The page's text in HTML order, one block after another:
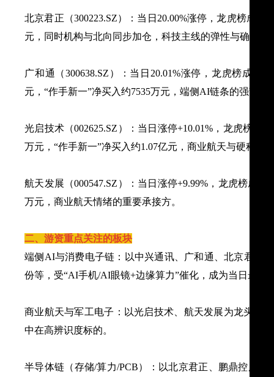
北京君正（300223.SZ）：当日20.00%涨停，龙虎榜成交
元，同时机构与北向同步加仓，科技主线的弹性与确定性
广和通（300638.SZ）：当日20.01%涨停，龙虎榜成交
元，“作手新一”净买入约7535万元，端侧AI链条的强势代
光启技术（002625.SZ）：当日涨停+10.01%，龙虎榜成
万元，“作手新一”净买入约1.07亿元，商业航天与硬科技
航天发展（000547.SZ）：当日涨停+9.99%，龙虎榜成交
万元，商业航天情绪的重要承接方。
二、游资重点关注的板块
端侧AI与消费电子链：以中兴通讯、广和通、北京君正
份等，受“AI手机/AI眼镜+边缘算力”催化，成为当日最强
商业航天与军工电子：以光启技术、航天发展为龙头，
中在高辨识度标的。
半导体链（存储/算力/PCB）：以北京君正、鹏鼎控股